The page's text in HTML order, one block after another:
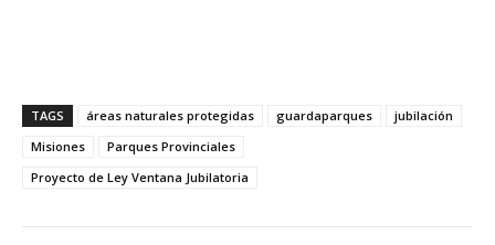
TAGS áreas naturales protegidas guardaparques
jubilación
Misiones
Parques Provinciales
Proyecto de Ley Ventana Jubilatoria